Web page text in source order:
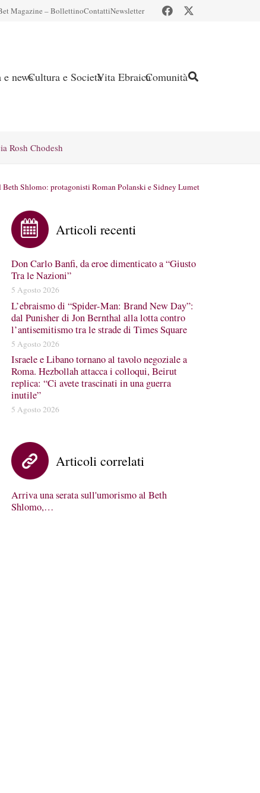
Magazine – BollettinoContattiNewsletter
newsCultura e SocietàVita EbraicaComunità
Rosh Chodesh
Shlomo: protagonisti Roman Polanski e Sidney Lumet
Articoli recenti
Don Carlo Banfi, da eroe dimenticato a “Giusto
Tra le Nazioni”
5 Agosto 2026
L’ebraismo di “Spider-Man: Brand New Day”:
dal Punisher di Jon Bernthal alla lotta contro
l’antisemitismo tra le strade di Times Square
5 Agosto 2026
Israele e Libano tornano al tavolo negoziale a
Roma. Hezbollah attacca i colloqui, Beirut
replica: “Ci avete trascinati in una guerra
inutile”
5 Agosto 2026
Articoli correlati
Arriva una serata sull'umorismo al Beth
Shlomo,…